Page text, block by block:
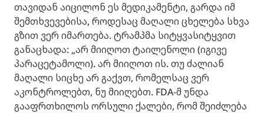
თავიდან აიცილონ ეს მედიკამენტი, გარდა იმ
შემთხვევებისა, როდესაც მაღალი ცხელება სხვა
გზით ვერ იმართება. ტრამპმა სიტყვასიტყვით
განაცხადა: „არ მიიღოთ ტაილენოლი (იგივე
პარაცეტამოლი). არ მიიღოთ ის. თუ ძალიან
მაღალი სიცხე არ გაქვთ, რომელსაც ვერ
აკონტროლებთ, ნუ მიიღებთ. FDA-მ უნდა
გააფრთხილოს ორსული ქალები, რომ შეიძლება